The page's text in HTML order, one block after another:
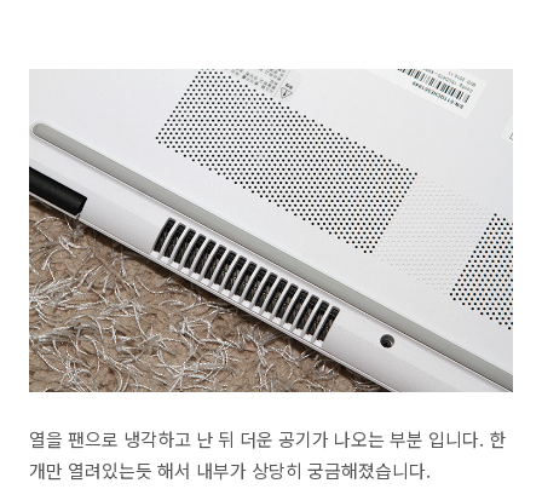
열을 팬으로 냉각하고 난 뒤 더운 공기가 나오는 부분 입니다. 한
개만 열려있는듯 해서 내부가 상당히 궁금해졌습니다.